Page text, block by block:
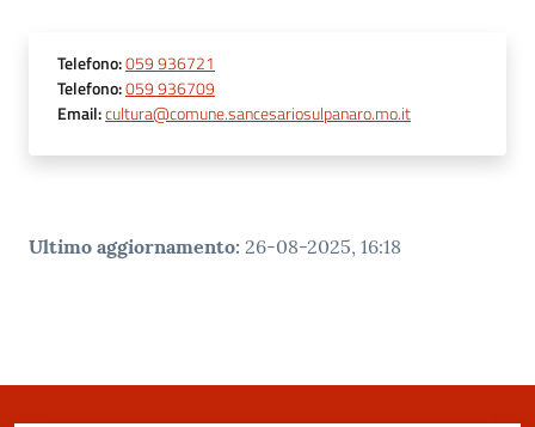
Telefono:059 936721
Telefono:059 936709
Email:cultura@comune.sancesariosulpanaro.mo.it
Ultimo aggiornamento: 26-08-2025, 16:18